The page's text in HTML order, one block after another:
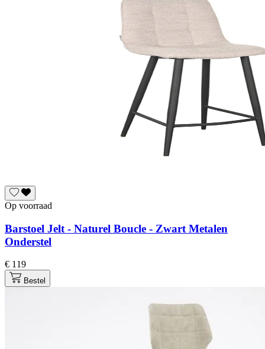
Op voorraad
Barstoel Jelt - Naturel Boucle - Zwart Metalen
Onderstel
€ 119
Bestel